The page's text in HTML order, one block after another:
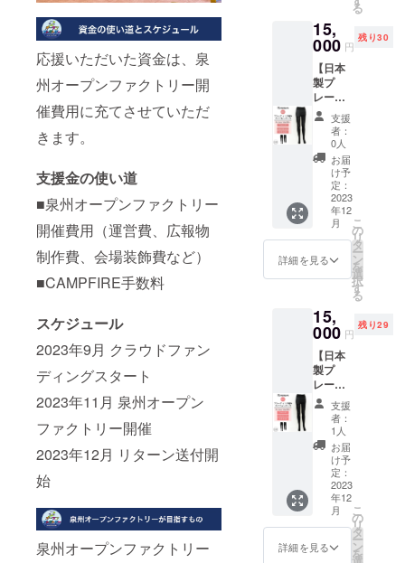
応援いただいた資金は、泉
州オープンファクトリー開
催費用に充てさせていただ
きます。
支援金の使い道
■泉州オープンファクトリー
開催費用（運営費、広報物
制作費、会場装飾費など）
■CAMPFIRE手数料
スケジュール
2023年9月 クラウドファン
ディングスタート
2023年11月 泉州オープン
ファクトリー開催
2023年12月 リターン送付開
始
泉州オープンファクトリー
ド 極上
のアロ
マとマ
イルド
な味わ
い 厳選
した良
質なキ
リマン
ジャロ
を使
用。苦
味を抑
えた浅
めの焙
煎でマ
イルド
な味わ
い。柑
華やか
な酸味
と豊か
な香り
が特徴
です。
甘くて
フルー
ティな
香りに
心も喜
ぶよう
な珈琲
です。
〈バ
リ・ア
ラビカ
神山〉
げまし
た。 ＜
アロマ
ドレッ
シング
（ラベ
ンダー
＆ブ
ルーベ
リー＆
水な
す）＞
フロー
ラルな
ラベン
泉州の
玉ねぎ
すが出
会った
アロマ
なド
レッシ
ング。
口に含
むと香
り豊か
な美味
しさが
いっぱ
いに広
がりま
す。白
身魚に
最高！
※こちら
めから
とても
柔らか
で抜群
の吸水
性で
す。 ※
こちら
のリ
ターン
は株式
会社ユ
メギフ
ト様よ
す。 ※3
色（ブ
ロー、
ピン
ク）か
らひと
つお選
びいた
だけま
す。
州タオ
ルは、
織り上
げたタ
オルを
和泉山
脈より
湧き出
る伏流
水で繰
り返し
洗浄
し、 不
純物を
取り除
製法で
仕上げ
す。使
いはじ
めから
とても
柔らか
で抜群
の吸水
性で
す。 ※
こちら
のリ
ターン
は株式
会社ユ
り発送
を使用
したユ
トオリ
ジナル
商品で
す。 ご
鑑賞後
はタオ
ルとし
てご使
用いた
だけ、
ちょっ
とした
お礼や
お祝い
す。 泉
州タオ
ルは、
織り上
げたタ
オルを
和泉山
脈より
湧き出
る伏流
水で繰
り返し
洗浄
し、 不
純物を
く伝統
量に頼
めない
な・・
・ そん
なかた
に向け
て宅配
60サイ
ズケー
ス20個
とオー
ダー段
ボール
専用ス
タンプ
のセッ
ト商品
や社名
のスタ
好きな
場所に
スタン
プ！ 実
際に段
ボール
を製造
する際
に使用
してい
る樹脂
で作る
ので
クッ
る
15,
000 円
残り30
【日本
製プ
レー
ティン
グ編み
レギン
ス／タ
イツ
60D３
足セッ
ト】 プ
レー
ティン
グ編み
という
市にて
製造し
ている
日本製
タイツ
です。
糸の上
に糸が
乗るた
め間に
空気の
層があ
り温
く、通
常タイ
ツ商品
より糸
支援
者：
0人
お届
け予
定：
2023
年12
月
詳細を見る
こ
の
リ
タ
ー
ン
を
選
択
す
る
15,
000 円
残り29
【日本
製プ
レー
ティン
グ編み
レギン
ス／タ
イツ
80D ３
足セッ
ト】 プ
レー
ティン
グ編み
という
支援
者：
1人
お届
け予
定：
2023
年12
月
詳細を見る
こ
の
リ
タ
ー
ン
を